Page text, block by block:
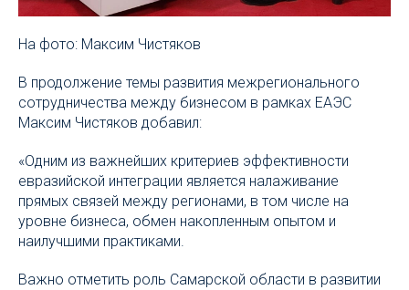
На фото: Максим Чистяков
В продолжение темы развития межрегионального
сотрудничества между бизнесом в рамках ЕАЭС
Максим Чистяков добавил:
«Одним из важнейших критериев эффективности
евразийской интеграции является налаживание
прямых связей между регионами, в том числе на
уровне бизнеса, обмен накопленным опытом и
наилучшими практиками.
Важно отметить роль Самарской области в развитии